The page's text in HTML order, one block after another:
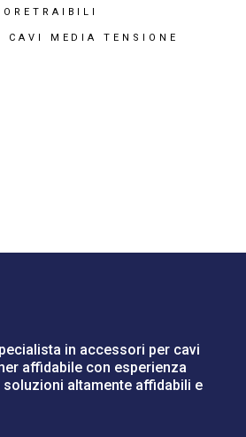
CAVI MEDIA TENSIONE
in accessori per cavi
affidabile con esperienza
altamente affidabili e